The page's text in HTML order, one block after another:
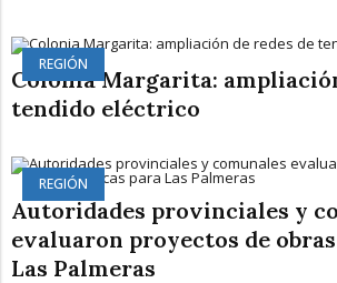
REGIÓN
Colonia Margarita:
tendido eléctrico
REGIÓN
Autoridades provinciales y
evaluaron proyectos de
Las Palmeras